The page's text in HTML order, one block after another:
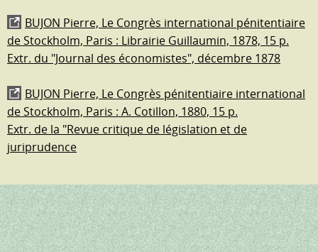
BUJON Pierre, Le Congrès international pénitentiaire
de Stockholm, Paris : Librairie Guillaumin, 1878, 15 p.
Extr. du "Journal des économistes", décembre 1878
BUJON Pierre, Le Congrès pénitentiaire international
de Stockholm, Paris : A. Cotillon, 1880, 15 p.
Extr. de la "Revue critique de législation et de
juriprudence